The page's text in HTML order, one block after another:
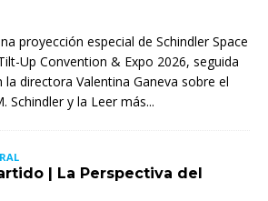
proyección especial de Schindler Space
Up Convention & Expo 2026, seguida
directora Valentina Ganeva sobre el
Schindler y la Leer más...
| La Perspectiva del